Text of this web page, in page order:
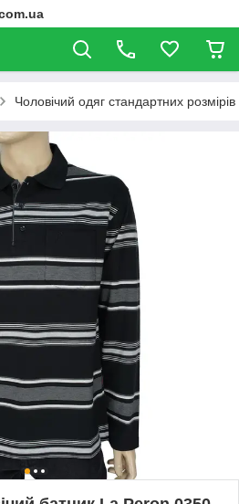
Чоловічий одяг стандартних розмірів